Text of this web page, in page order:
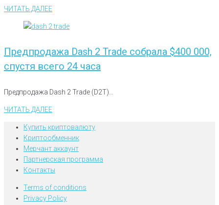
ЧИТАТЬ ДАЛЕЕ
Предпродажа Dash 2 Trade собрала $400 000,
спустя всего 24 часа
Предпродажа Dash 2 Trade (D2T)...
ЧИТАТЬ ДАЛЕЕ
Купить криптовалюту
Криптообменник
Мерчант аккаунт
Партнерская программа
Контакты
Terms of conditions
Privacy Policy